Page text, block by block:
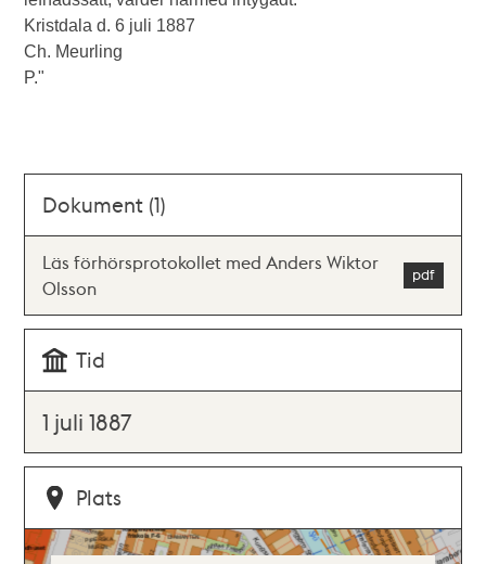
Kristdala d. 6 juli 1887
Ch. Meurling
P."
Dokument (1)
Läs förhörsprotokollet med Anders Wiktor
Olsson
Tid
1 juli 1887
Plats